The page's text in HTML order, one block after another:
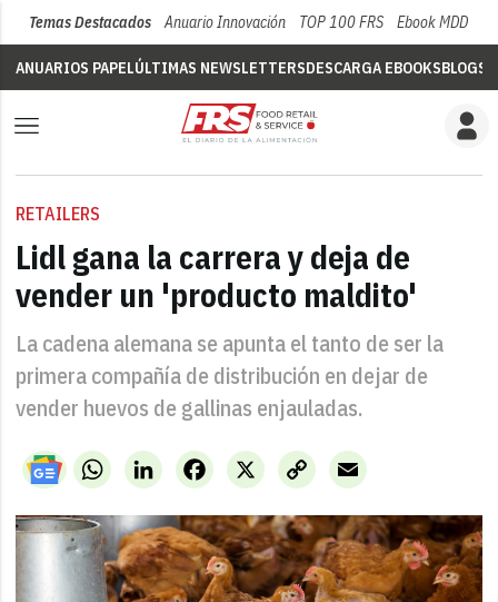
Temas Destacados Anuario Innovación TOP 100 FRS Ebook MDD
ANUARIOS PAPELÚLTIMAS NEWSLETTERSDESCARGA EBOOKSBLOGS
RETAILERS
Lidl gana la carrera y deja de
vender un 'producto maldito'
La cadena alemana se apunta el tanto de ser la
primera compañía de distribución en dejar de
vender huevos de gallinas enjauladas.
WhatsAppLinkedIn X
Facebook
Copy
Link
Email